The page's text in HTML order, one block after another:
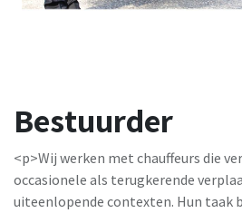
Bestuurder
<p>Wij werken met chauffeurs die
occasionele als terugkerende
uiteenlopende contexten. Hun